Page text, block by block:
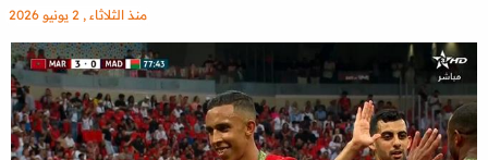
منذ الثلاثاء , 2 يونيو 2026